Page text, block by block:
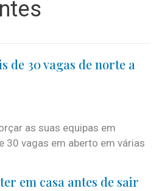
de 30 vagas de norte a
as suas equipas em
30 vagas em aberto em várias
em casa antes de sair